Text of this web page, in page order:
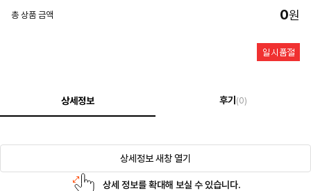
총 상품 금액 0원
상세정보 후기 (0)
상세정보 새창 열기
상세 정보를 확대해 보실 수 있습니다.